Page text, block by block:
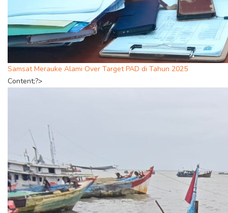
Samsat Merauke Alami Over Target PAD di Tahun 2025
Content;?>